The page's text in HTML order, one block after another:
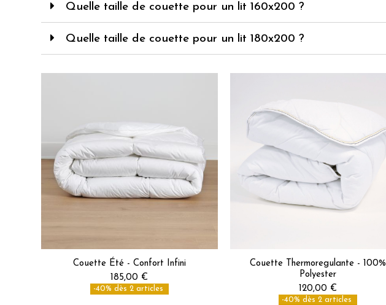
Quelle taille de couette pour un lit 160x200 ?
Quelle taille de couette pour un lit 180x200 ?
Couette Été - Confort Infini
185,00 €
-40% dès 2 articles
Couette Thermoregulante - 100%
Polyester
120,00 €
-40% dès 2 articles